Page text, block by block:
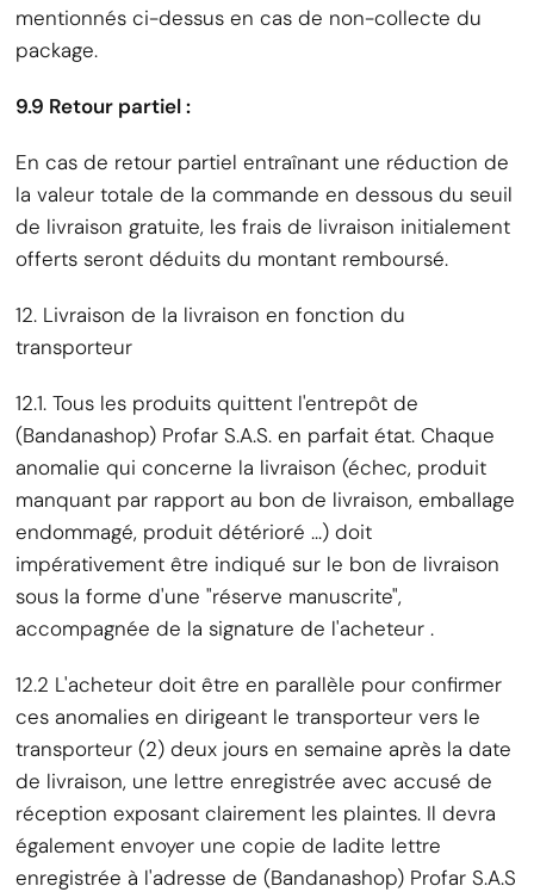
mentionnés ci-dessus en cas de non-collecte du
package.
9.9 Retour partiel :
En cas de retour partiel entraînant une réduction de
la valeur totale de la commande en dessous du seuil
de livraison gratuite, les frais de livraison initialement
offerts seront déduits du montant remboursé.
12. Livraison de la livraison en fonction du
transporteur
12.1. Tous les produits quittent l'entrepôt de
(Bandanashop) Profar S.A.S. en parfait état. Chaque
anomalie qui concerne la livraison (échec, produit
manquant par rapport au bon de livraison, emballage
endommagé, produit détérioré ...) doit
impérativement être indiqué sur le bon de livraison
sous la forme d'une "réserve manuscrite",
accompagnée de la signature de l'acheteur .
12.2 L'acheteur doit être en parallèle pour confirmer
ces anomalies en dirigeant le transporteur vers le
transporteur (2) deux jours en semaine après la date
de livraison, une lettre enregistrée avec accusé de
réception exposant clairement les plaintes. Il devra
également envoyer une copie de ladite lettre
enregistrée à l'adresse de (Bandanashop) Profar S.A.S